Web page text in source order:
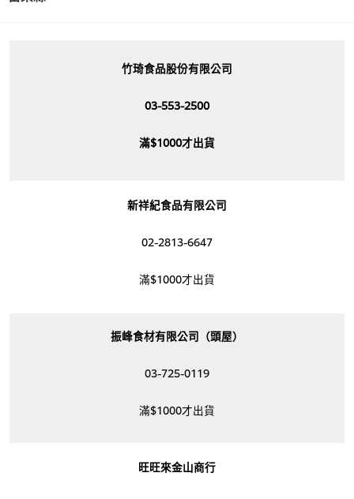
竹琦食品股份有限公司
03-553-2500
滿$1000才出貨
新祥紀食品有限公司
02-2813-6647
滿$1000才出貨
振峰食材有限公司（頭屋）
03-725-0119
滿$1000才出貨
旺旺來金山商行